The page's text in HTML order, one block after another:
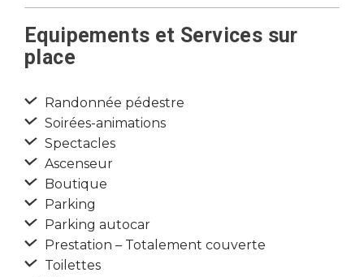
Equipements et Services sur
place
Randonnée pédestre
Soirées-animations
Spectacles
Ascenseur
Boutique
Parking
Parking autocar
Prestation – Totalement couverte
Toilettes